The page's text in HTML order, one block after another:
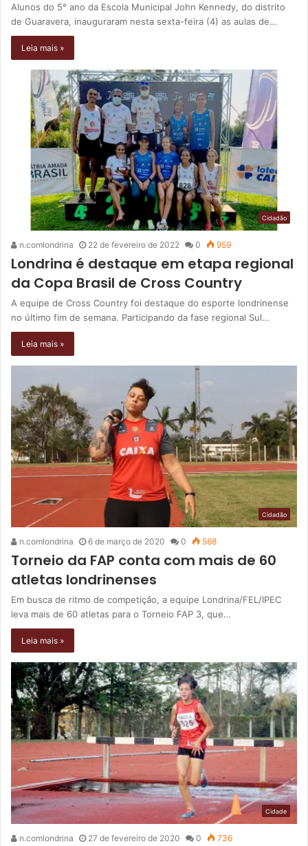
Alunos do 5° ano da Escola Municipal John Kennedy, do distrito
de Guaravera, inauguraram nesta sexta-feira (4) as aulas de…
Leia mais »
Cidadão
n.comlondrina 22 de fevereiro de 2022 0 959
Londrina é destaque em etapa regional
da Copa Brasil de Cross Country
A equipe de Cross Country foi destaque do esporte londrinense
no último fim de semana. Participando da fase regional Sul…
Leia mais »
Cidadão
n.comlondrina 6 de março de 2020 0 568
Torneio da FAP conta com mais de 60
atletas londrinenses
Em busca de ritmo de competição, a equipe Londrina/FEL/IPEC
leva mais de 60 atletas para o Torneio FAP 3, que…
Leia mais »
Cidade
n.comlondrina 27 de fevereiro de 2020 0 736